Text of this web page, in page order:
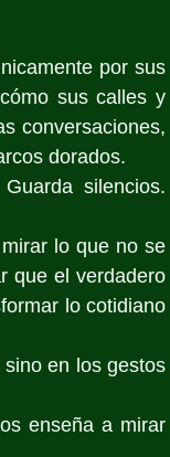
por sus
sus calles y
conversaciones,
dorados.
silencios.
lo que no se
que el verdadero
lo cotidiano
en los gestos
enseña a mirar